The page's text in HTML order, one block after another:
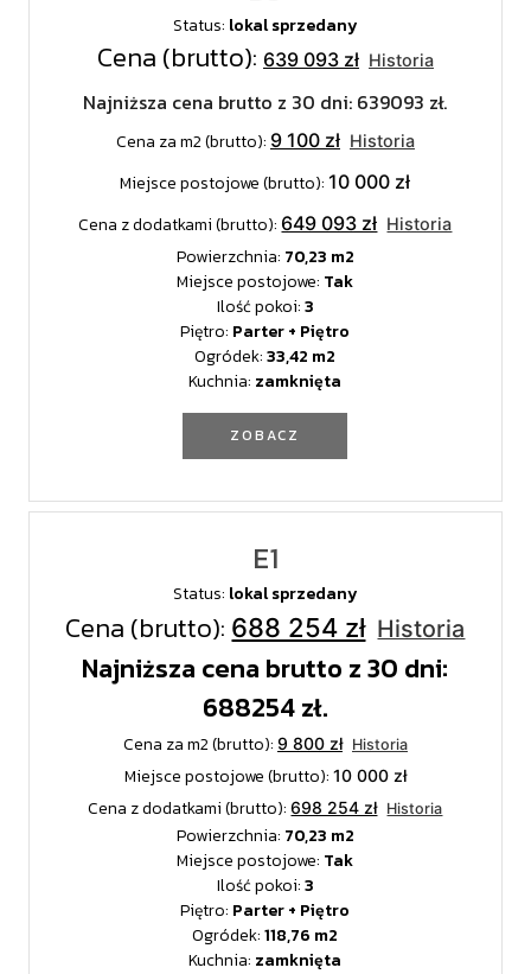
Status: lokal sprzedany
Cena (brutto): 639 093 zł Historia
Najniższa cena brutto z 30 dni: 639093 zł.
Cena za m2 (brutto): 9 100 zł Historia
Miejsce postojowe (brutto): 10 000 zł
Cena z dodatkami (brutto): 649 093 zł Historia
Powierzchnia: 70,23
Miejsce postojowe: Tak
Ilość pokoi:3
Piętro: Parter + Piętro
Ogródek:33,42
Kuchnia: zamknięta
ZOBACZ
E1
Status: lokal sprzedany
Cena (brutto): 688 254 zł Historia
Najniższa cena brutto z 30 dni:
688254 zł.
Cena za m2 (brutto): 9 800 zł Historia
Miejsce postojowe (brutto): 10 000 zł
Cena z dodatkami (brutto):698 254 zł Historia
Powierzchnia: 70,23
Miejsce postojowe: Tak
Ilość pokoi:3
Piętro: Parter + Piętro
Ogródek:118,76
Kuchnia: zamknięta